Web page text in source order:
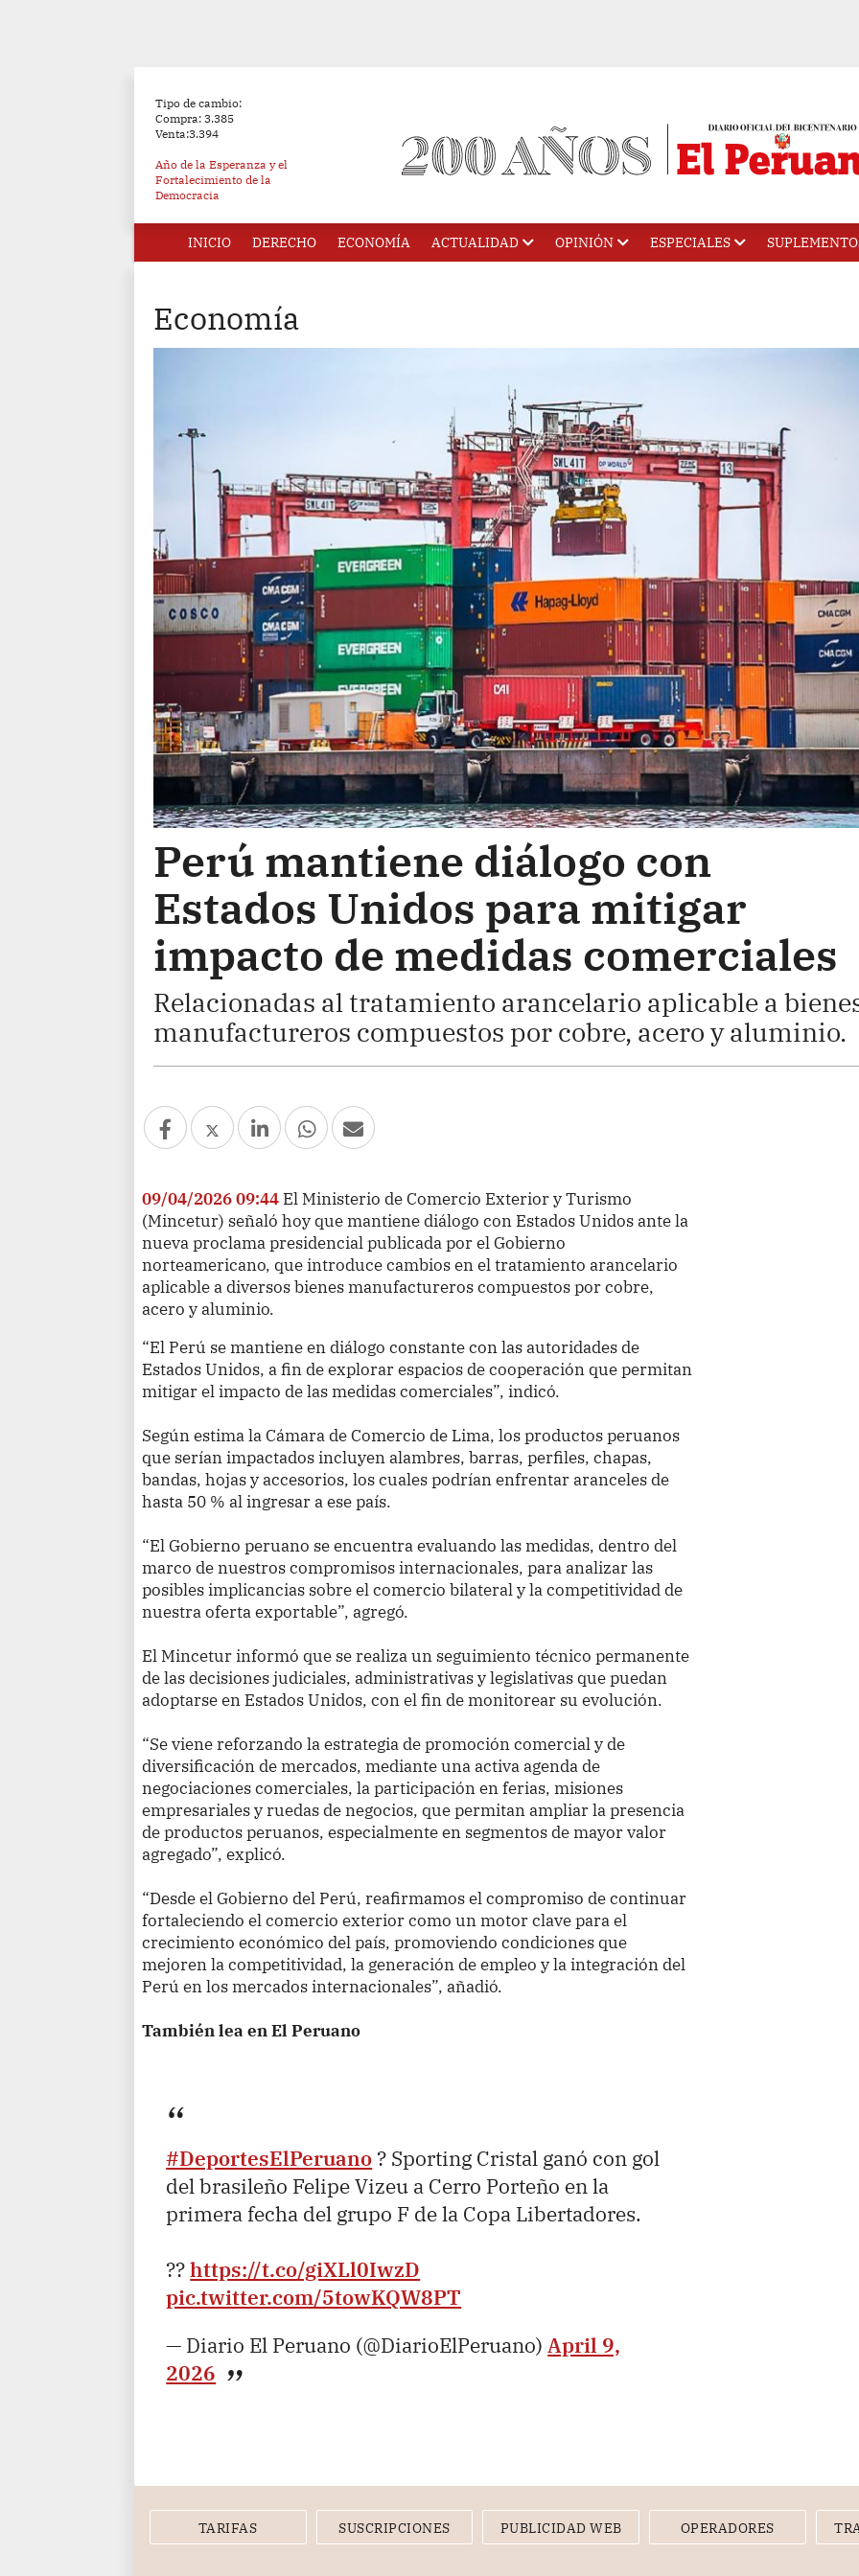
Tipo de cambio:
Compra: 3.385
Venta:3.394
Año de la Esperanza y el
Fortalecimiento de la
Democracia
INICIO DERECHO ECONOMÍA ACTUALIDAD OPINIÓN ESPECIALES
Economía
Perú mantiene diálogo con
Estados Unidos para mitigar
impacto de medidas comerciales
Relacionadas al tratamiento arancelario aplicable a
manufactureros compuestos por cobre, acero y aluminio.
09/04/2026 09:44 El Ministerio de Comercio Exterior y Turismo
(Mincetur) señaló hoy que mantiene diálogo con Estados Unidos ante la
nueva proclama presidencial publicada por el Gobierno
norteamericano, que introduce cambios en el tratamiento arancelario
aplicable a diversos bienes manufactureros compuestos por cobre,
acero y aluminio.
“El Perú se mantiene en diálogo constante con las autoridades de
Estados Unidos, a fin de explorar espacios de cooperación que permitan
mitigar el impacto de las medidas comerciales”, indicó.
Según estima la Cámara de Comercio de Lima, los productos peruanos
que serían impactados incluyen alambres, barras, perfiles, chapas,
bandas, hojas y accesorios, los cuales podrían enfrentar aranceles de
hasta 50 % al ingresar a ese país.
“El Gobierno peruano se encuentra evaluando las medidas, dentro del
marco de nuestros compromisos internacionales, para analizar las
posibles implicancias sobre el comercio bilateral y la competitividad de
nuestra oferta exportable”, agregó.
El Mincetur informó que se realiza un seguimiento técnico permanente
de las decisiones judiciales, administrativas y legislativas que puedan
adoptarse en Estados Unidos, con el fin de monitorear su evolución.
“Se viene reforzando la estrategia de promoción comercial y de
diversificación de mercados, mediante una activa agenda de
negociaciones comerciales, la participación en ferias, misiones
empresariales y ruedas de negocios, que permitan ampliar la presencia
de productos peruanos, especialmente en segmentos de mayor valor
agregado”, explicó.
“Desde el Gobierno del Perú, reafirmamos el compromiso de continuar
fortaleciendo el comercio exterior como un motor clave para el
crecimiento económico del país, promoviendo condiciones que
mejoren la competitividad, la generación de empleo y la integración del
Perú en los mercados internacionales”, añadió.
También lea en El Peruano
#DeportesElPeruano ? Sporting Cristal ganó con gol
del brasileño Felipe Vizeu a Cerro Porteño en la
primera fecha del grupo F de la Copa Libertadores.
??https://t.co/giXLl0IwzD
pic.twitter.com/5towKQW8PT
— Diario El Peruano (@DiarioElPeruano)April 9,
2026
TARIFAS SUSCRIPCIONES PUBLICIDAD WEB OPERADORES